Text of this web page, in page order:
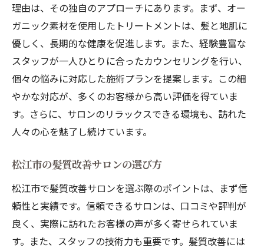
松江市でのオーガニックヘアケアのトレン
ド
BeatHairが使用するオーガニック製品の紹
介
オーガニック素材を使ったヘアケアの効果
自然派ケアの体験談：お客様のリアルな声
オーガニック素材を使ったセルフケア方法
鍵！松江市での髪質改善体験
初めてのカウンセリング体験とは
カウンセリングでわかる髪質の悩みと解決
策
専門スタッフの資格と経験
理由は、その独自のアプローチにあります。まず、オー
ガニック素材を使用したトリートメントは、髪と地肌に
優しく、長期的な健康を促進します。また、経験豊富な
スタッフが一人ひとりに合ったカウンセリングを行い、
個々の悩みに対応した施術プランを提案します。この細
やかな対応が、多くのお客様から高い評価を得ていま
す。さらに、サロンのリラックスできる環境も、訪れた
人々の心を魅了し続けています。
松江市の髪質改善サロンの選び方
松江市で髪質改善サロンを選ぶ際のポイントは、まず信
頼性と実績です。信頼できるサロンは、口コミや評判が
良く、実際に訪れたお客様の声が多く寄せられていま
す。また、スタッフの技術力も重要です。髪質改善には